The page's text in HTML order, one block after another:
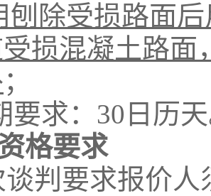
刨除受损路面
损混凝土路
；
要求：30日历
格要求
谈判要求报价人